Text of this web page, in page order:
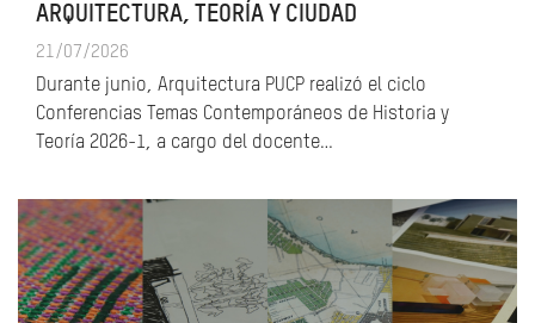
ARQUITECTURA, TEORÍA Y CIUDAD
21/07/2026
Durante junio, Arquitectura PUCP realizó el ciclo
Conferencias Temas Contemporáneos de Historia y
Teoría 2026-1, a cargo del docente…